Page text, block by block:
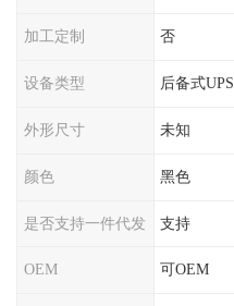
加工定制 否
设备类型 后备式UPS
外形尺寸 未知
颜色 黑色
是否支持一件代发 支持
OEM 可OEM